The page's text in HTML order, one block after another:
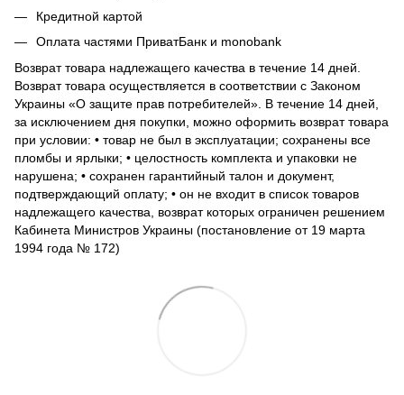
Кредитной картой
Оплата частями ПриватБанк и monobank
Возврат товара надлежащего качества в течение 14 дней.
Возврат товара осуществляется в соответствии с Законом
Украины «О защите прав потребителей». В течение 14 дней,
за исключением дня покупки, можно оформить возврат товара
при условии: • товар не был в эксплуатации; сохранены все
пломбы и ярлыки; • целостность комплекта и упаковки не
нарушена; • сохранен гарантийный талон и документ,
подтверждающий оплату; • он не входит в список товаров
надлежащего качества, возврат которых ограничен решением
Кабинета Министров Украины (постановление от 19 марта
1994 года № 172)